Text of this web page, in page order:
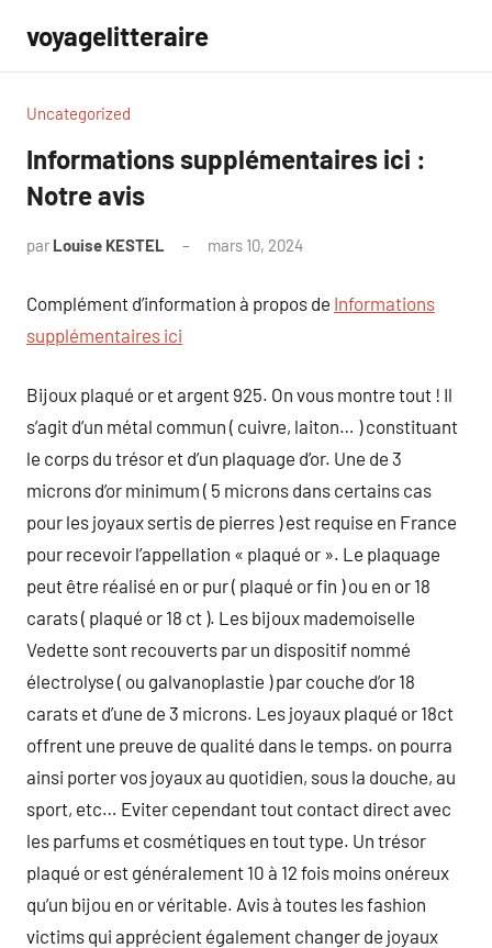
contenu
voyagelitteraire
Uncategorized
Informations supplémentaires ici :
Notre avis
par Louise KESTEL mars 10, 2024
Complément d’information à propos de Informations
supplémentaires ici
Bijoux plaqué or et argent 925. On vous montre tout ! Il
s’agit d’un métal commun ( cuivre, laiton… ) constituant
le corps du trésor et d’un plaquage d’or. Une de 3
microns d’or minimum ( 5 microns dans certains cas
pour les joyaux sertis de pierres ) est requise en France
pour recevoir l’appellation « plaqué or ». Le plaquage
peut être réalisé en or pur ( plaqué or fin ) ou en or 18
carats ( plaqué or 18 ct ). Les bijoux mademoiselle
Vedette sont recouverts par un dispositif nommé
électrolyse ( ou galvanoplastie ) par couche d’or 18
carats et d’une de 3 microns. Les joyaux plaqué or 18ct
offrent une preuve de qualité dans le temps. on pourra
ainsi porter vos joyaux au quotidien, sous la douche, au
sport, etc… Eviter cependant tout contact direct avec
les parfums et cosmétiques en tout type. Un trésor
plaqué or est généralement 10 à 12 fois moins onéreux
qu’un bijou en or véritable. Avis à toutes les fashion
victims qui apprécient également changer de joyaux